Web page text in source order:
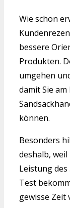
Wie schon
bessere
Produkten.
umgehen
damit Sie
können.
Besonders
deshalb,
Leistung des
Test
gewisse Zeit